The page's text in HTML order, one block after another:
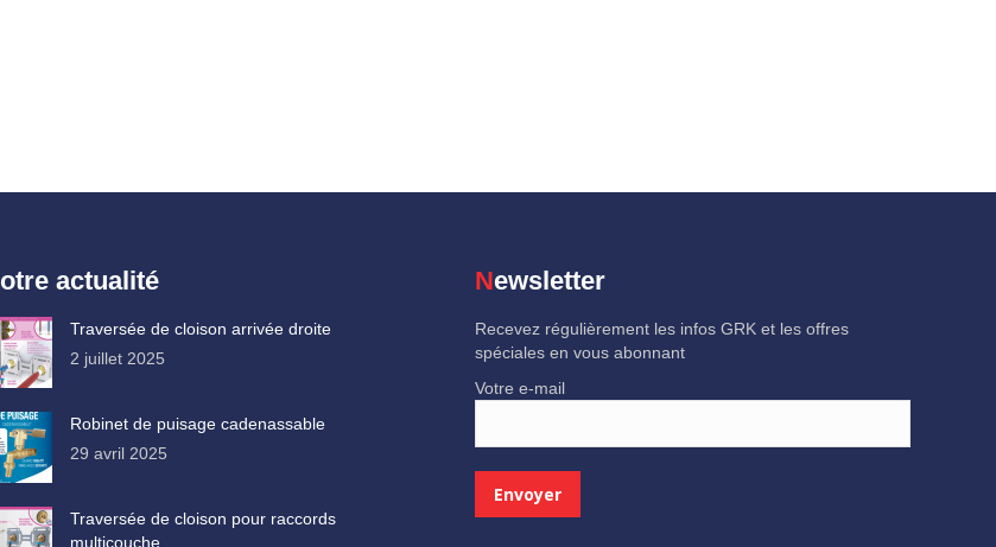
Notre actualité
Traversée de cloison arrivée droite
2 juillet 2025
Robinet de puisage cadenassable
29 avril 2025
Traversée de cloison pour raccords
multicouche
Newsletter
Recevez régulièrement les infos GRK et les offres
spéciales en vous abonnant
Votre e-mail